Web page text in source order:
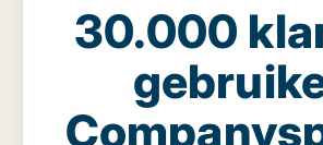
30.000